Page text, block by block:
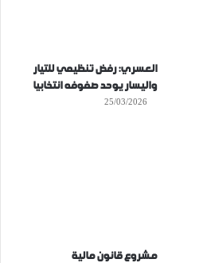
العسري: رفض تنظيمي للتيار
واليسار يوحد صفوفه انتخابيا
25/03/2026
مشروع قانون مالية